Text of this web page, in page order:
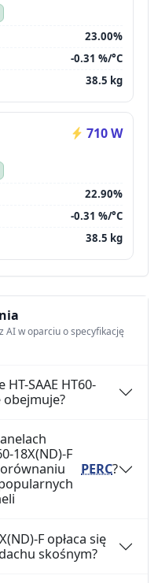
23.00%
-0.31 %/°C
38.5 kg
710 W
22.90%
-0.31 %/°C
38.5 kg
AI w oparciu o specyfikację
SAAE HT60-
obejmuje?
18X(ND)-F
PERC?
F opłaca się
skośnym?